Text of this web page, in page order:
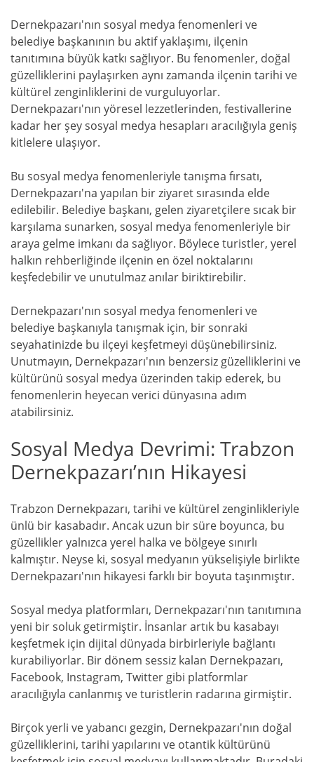
Dernekpazarı'nın sosyal medya fenomenleri ve
belediye başkanının bu aktif yaklaşımı, ilçenin
tanıtımına büyük katkı sağlıyor. Bu fenomenler, doğal
güzelliklerini paylaşırken aynı zamanda ilçenin tarihi ve
kültürel zenginliklerini de vurguluyorlar.
Dernekpazarı'nın yöresel lezzetlerinden, festivallerine
kadar her şey sosyal medya hesapları aracılığıyla geniş
kitlelere ulaşıyor.
Bu sosyal medya fenomenleriyle tanışma fırsatı,
Dernekpazarı'na yapılan bir ziyaret sırasında elde
edilebilir. Belediye başkanı, gelen ziyaretçilere sıcak bir
karşılama sunarken, sosyal medya fenomenleriyle bir
araya gelme imkanı da sağlıyor. Böylece turistler, yerel
halkın rehberliğinde ilçenin en özel noktalarını
keşfedebilir ve unutulmaz anılar biriktirebilir.
Dernekpazarı'nın sosyal medya fenomenleri ve
belediye başkanıyla tanışmak için, bir sonraki
seyahatinizde bu ilçeyi keşfetmeyi düşünebilirsiniz.
Unutmayın, Dernekpazarı'nın benzersiz güzelliklerini ve
kültürünü sosyal medya üzerinden takip ederek, bu
fenomenlerin heyecan verici dünyasına adım
atabilirsiniz.
Sosyal Medya Devrimi: Trabzon
Dernekpazarı’nın Hikayesi
Trabzon Dernekpazarı, tarihi ve kültürel zenginlikleriyle
ünlü bir kasabadır. Ancak uzun bir süre boyunca, bu
güzellikler yalnızca yerel halka ve bölgeye sınırlı
kalmıştır. Neyse ki, sosyal medyanın yükselişiyle birlikte
Dernekpazarı'nın hikayesi farklı bir boyuta taşınmıştır.
Sosyal medya platformları, Dernekpazarı'nın tanıtımına
yeni bir soluk getirmiştir. İnsanlar artık bu kasabayı
keşfetmek için dijital dünyada birbirleriyle bağlantı
kurabiliyorlar. Bir dönem sessiz kalan Dernekpazarı,
Facebook, Instagram, Twitter gibi platformlar
aracılığıyla canlanmış ve turistlerin radarına girmiştir.
Birçok yerli ve yabancı gezgin, Dernekpazarı'nın doğal
güzelliklerini, tarihi yapılarını ve otantik kültürünü